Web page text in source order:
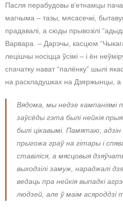
Пасля перабудовы в’етнамцы
магчыма – тазы, мясасечкі,
прадавалі, а сюды прывозілі
Варвара. – Дарэчы, касцюм
лецішчы носіцца ўсімі – і ён
спачатку нават “палёнку” шылі
на раскладушках на Дзяржынцы, а
Вядома, мы недзе кампаніямі
заўсёды гэта былі нейкія
былі цікавымі. Памятаю,
прыгожа граў на гітары і
ставіліся, а мясцовыя
выходзілі замуж, нараджалі
ведаць пра нейкія выпадкі
людзей, але ў маім асяроддзі